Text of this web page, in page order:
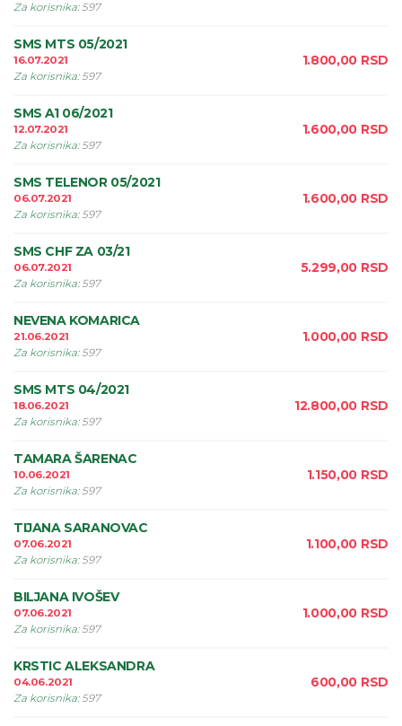
Za korisnika: 597
SMS MTS 05/2021
16.07.2021
Za korisnika: 597
1.800,00 RSD
SMS A1 06/2021
12.07.2021
Za korisnika: 597
1.600,00 RSD
SMS TELENOR 05/2021
06.07.2021
Za korisnika: 597
1.600,00 RSD
SMS CHF ZA 03/21
06.07.2021
Za korisnika: 597
5.299,00 RSD
NEVENA KOMARICA
21.06.2021
Za korisnika: 597
1.000,00 RSD
SMS MTS 04/2021
18.06.2021
Za korisnika: 597
12.800,00 RSD
TAMARA ŠARENAC
10.06.2021
Za korisnika: 597
1.150,00 RSD
TIJANA SARANOVAC
07.06.2021
Za korisnika: 597
1.100,00 RSD
BILJANA IVOŠEV
07.06.2021
Za korisnika: 597
1.000,00 RSD
KRSTIC ALEKSANDRA
04.06.2021
Za korisnika: 597
600,00 RSD